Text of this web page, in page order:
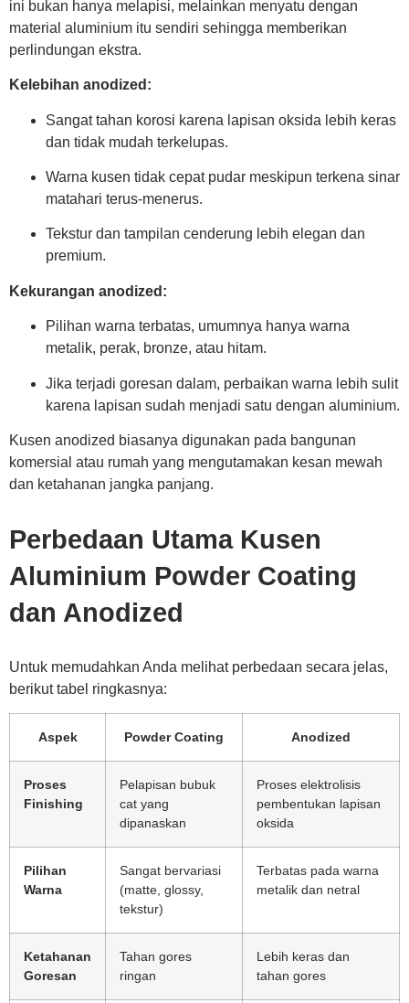
ini bukan hanya melapisi, melainkan menyatu dengan
material aluminium itu sendiri sehingga memberikan
perlindungan ekstra.
Kelebihan anodized:
Sangat tahan korosi karena lapisan oksida lebih keras
dan tidak mudah terkelupas.
Warna kusen tidak cepat pudar meskipun terkena sinar
matahari terus-menerus.
Tekstur dan tampilan cenderung lebih elegan dan
premium.
Kekurangan anodized:
Pilihan warna terbatas, umumnya hanya warna
metalik, perak, bronze, atau hitam.
Jika terjadi goresan dalam, perbaikan warna lebih sulit
karena lapisan sudah menjadi satu dengan aluminium.
Kusen anodized biasanya digunakan pada bangunan
komersial atau rumah yang mengutamakan kesan mewah
dan ketahanan jangka panjang.
Perbedaan Utama Kusen
Aluminium Powder Coating
dan Anodized
Untuk memudahkan Anda melihat perbedaan secara jelas,
berikut tabel ringkasnya:
Aspek Powder Coating Anodized
Proses
Finishing
Pelapisan bubuk
cat yang
dipanaskan
Proses elektrolisis
pembentukan lapisan
oksida
Pilihan
Warna
Sangat bervariasi
(matte, glossy,
tekstur)
Terbatas pada warna
metalik dan netral
Ketahanan
Goresan
Tahan gores
ringan
Lebih keras dan
tahan gores